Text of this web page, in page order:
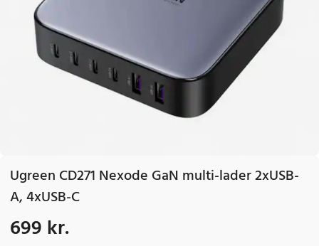
Ugreen CD271 Nexode GaN multi-lader 2xUSB-
A, 4xUSB-C
Pris:699 kr.
699 kr.